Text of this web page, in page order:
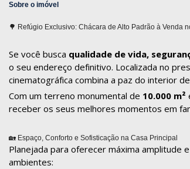
Sobre o imóvel
🌳 Refúgio Exclusivo: Chácara de Alto Padrão à Venda
Se você busca qualidade de vida,
o seu endereço definitivo. Localizada no
cinematográfica combina a paz do interior
Com um terreno monumental de 10.000 m²
receber os seus melhores momentos em
🏡 Espaço, Conforto e Sofisticação na Casa Principal
Planejada para oferecer máxima amplitude
ambientes: